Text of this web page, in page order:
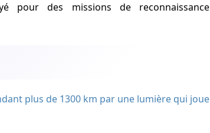
pour des missions de reconnaissance
plus de 1300 km par une lumière qui joue